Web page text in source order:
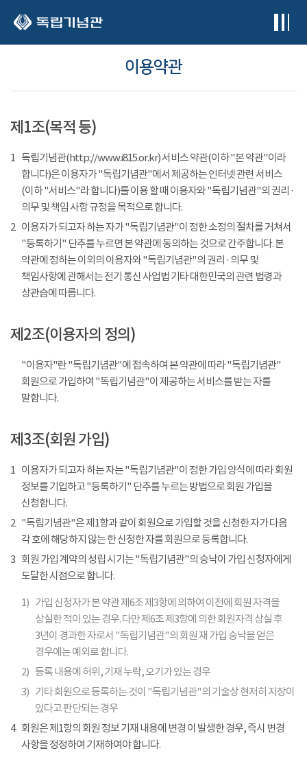
이용약관
제1조(목적 등)
1 독립기념관(http://www.i815.or.kr) 서비스 약관(이하 "본 약관"이라
합니다)은 이용자가 "독립기념관"에서 제공하는 인터넷 관련 서비스
(이하 "서비스"라 합니다)를 이용 할 때 이용자와 "독립기념관"의 권리 ·
의무 및 책임 사항 규정을 목적으로 합니다.
2 이용자가 되고자 하는 자가 "독립기념관"이 정한 소정의 절차를 거쳐서
"등록하기" 단추를 누르면 본 약관에 동의하는 것으로 간주합니다. 본
약관에 정하는 이외의 이용자와 "독립기념관"의 권리 · 의무 및
책임사항에 관해서는 전기 통신 사업법 기타 대한민국의 관련 법령과
상관습에 따릅니다.
제2조(이용자의 정의)
"이용자"란 "독립기념관"에 접속하여 본 약관에 따라 "독립기념관"
회원으로 가입하여 "독립기념관"이 제공하는 서비스를 받는 자를
말합니다.
제3조(회원 가입)
1 이용자가 되고자 하는 자는 "독립기념관"이 정한 가입 양식에 따라 회원
정보를 기입하고 "등록하기" 단추를 누르는 방법으로 회원 가입을
신청합니다.
2 "독립기념관"은 제1항과 같이 회원으로 가입할 것을 신청한 자가 다음
각 호에 해당하지 않는 한 신청한 자를 회원으로 등록합니다.
3 회원 가입 계약의 성립 시기는 "독립기념관"의 승낙이 가입 신청자에게
도달한 시점으로 합니다.
1) 가입 신청자가 본 약관 제6조 제3항에 의하여 이전에 회원 자격을
상실한 적이 있는 경우. 다만 제6조 제3항에 의한 회원자격 상실 후
3년이 경과한 자로서 "독립기념관"의 회원 재 가입 승낙을 얻은
경우에는 예외로 합니다.
2) 등록 내용에 허위, 기재 누락, 오기가 있는 경우
3) 기타 회원으로 등록하는 것이 "독립기념관"의 기술상 현저히 지장이
있다고 판단되는 경우
4
회원은 제1항의 회원 정보 기재 내용에 변경 이 발생한 경우, 즉시 변경
사항을 정정하여 기재하여야 합니다.